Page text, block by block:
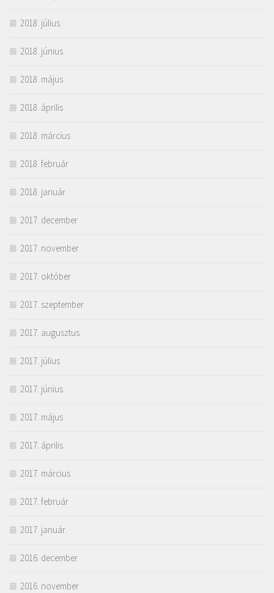
2018. július
2018. június
2018. május
2018. április
2018. március
2018. február
2018. január
2017. december
2017. november
2017. október
2017. szeptember
2017. augusztus
2017. július
2017. június
2017. május
2017. április
2017. március
2017. február
2017. január
2016. december
2016. november